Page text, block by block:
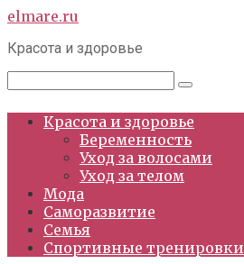
Перейти
контенту
elmare.ru
Красота и здоровье
Красота и здоровье
Беременность
Уход за волосами
Уход за телом
Мода
Саморазвитие
Семья
Спортивные тренировки